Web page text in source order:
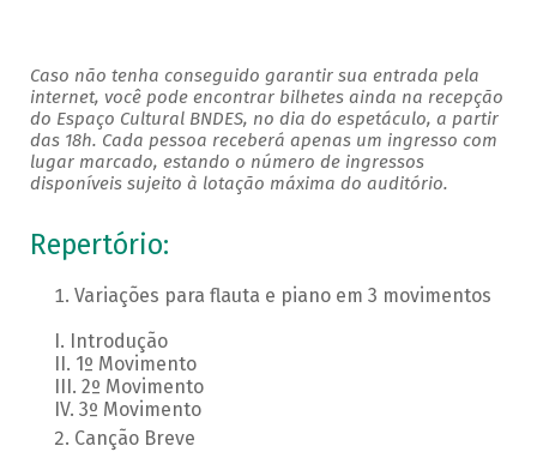
Caso não tenha conseguido garantir sua entrada pela
internet, você pode encontrar bilhetes ainda na recepção
do Espaço Cultural BNDES, no dia do espetáculo, a partir
das 18h. Cada pessoa receberá apenas um ingresso com
lugar marcado, estando o número de ingressos
disponíveis sujeito à lotação máxima do auditório.
Repertório:
Variações para flauta e piano em 3 movimentos
I. Introdução
II. 1º Movimento
III. 2º Movimento
IV. 3º Movimento
Canção Breve